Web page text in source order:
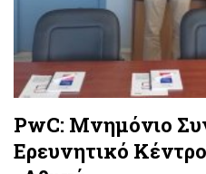
PwC: Μνημόνιο
Ερευνητικό